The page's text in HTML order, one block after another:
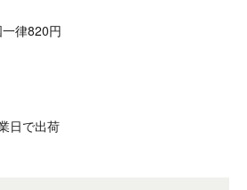
律820円
日で出荷